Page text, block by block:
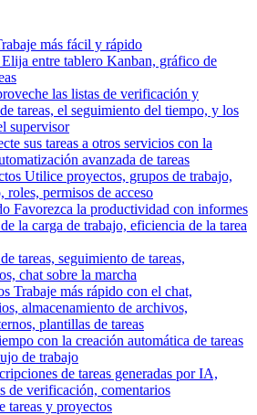
más fácil y rápido
Elija entre tablero Kanban, gráfico de
las listas de verificación y
tareas, el seguimiento del tiempo, y los
supervisor
sus tareas a otros servicios con la
avanzada de tareas
Utilice proyectos, grupos de trabajo,
permisos de acceso
Favorezca la productividad con informes
la carga de trabajo, eficiencia de la tarea
tareas, seguimiento de tareas,
chat sobre la marcha
Trabaje más rápido con el chat,
almacenamiento de archivos,
plantillas de tareas
con la creación automática de tareas
de trabajo
de tareas generadas por IA,
de verificación, comentarios
tareas y proyectos